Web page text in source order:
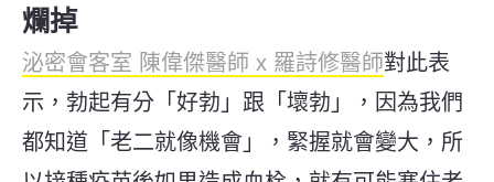
爛掉
泌密會客室 陳偉傑醫師 x 羅詩修醫師對此表
示，勃起有分「好勃」跟「壞勃」，因為我們
都知道「老二就像機會」，緊握就會變大，所